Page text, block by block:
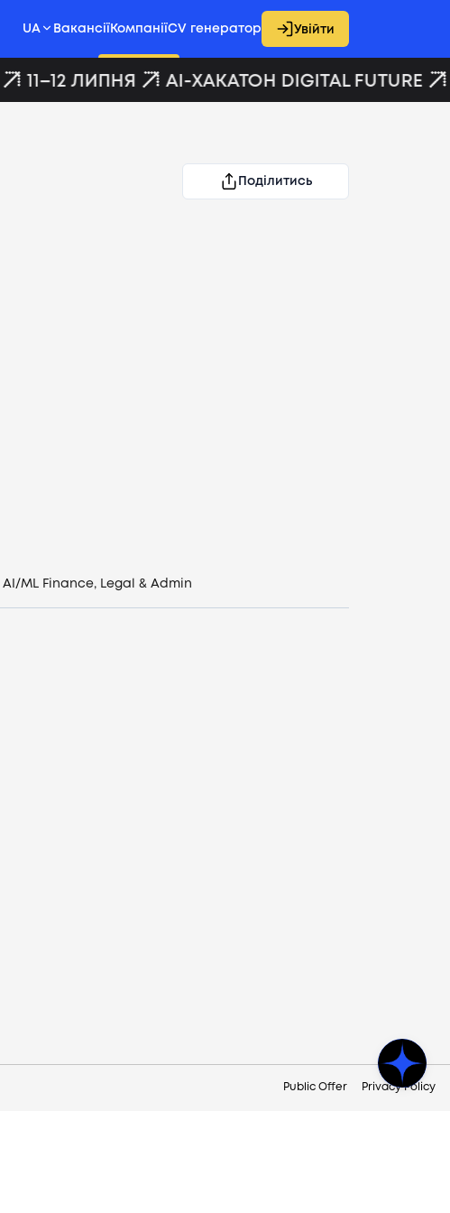
UA Вакансії КомпаніїCV генератор Увійти
11–12 ЛИПНЯ AI-ХАКАТОН DIGITAL FUTURE
Поділитись
AI/ML Finance, Legal & Admin
Public Offer Privacy Policy